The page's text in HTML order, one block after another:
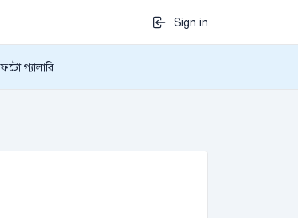
Sign in
ফটো গ্যালারি